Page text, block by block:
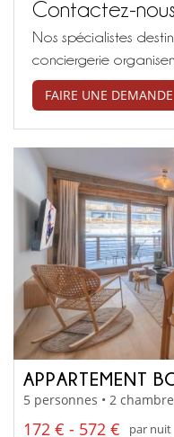
Contactez-nous
Nos spécialistes
conciergerie
FAIRE UNE DEMANDE
APPARTEMENT
5 personnes • 2
172 € - 572 € par nuit